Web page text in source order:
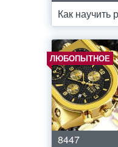
Как научить
ЛЮБОПЫТНОЕ
8447